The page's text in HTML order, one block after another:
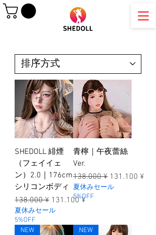
SHEDOLL 緋煙
（フェイイェ
ン）2.0｜176cm
シリコンボディ
一般價格
138.000 ¥ 促銷價格
131.100 ¥
夏休みセール
5%OFF
青檸｜午夜蕾絲
Ver.
一般價格
138.000 ¥ 促銷價格
131.100 ¥
夏休みセール
5%OFF
NEW NEW